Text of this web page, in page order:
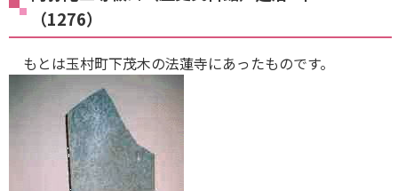
（1276）
もとは玉村町下茂木の法蓮寺にあったものです。